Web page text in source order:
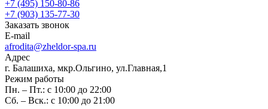
+7 (495) 150-80-86
+7 (903) 135-77-30
Заказать звонок
E-mail
afrodita@zheldor-spa.ru
Адрес
г. Балашиха, мкр.Ольгино, ул.Главная,1
Режим работы
Пн. – Пт.: с 10:00 до 22:00
Сб. – Вск.: с 10:00 до 21:00